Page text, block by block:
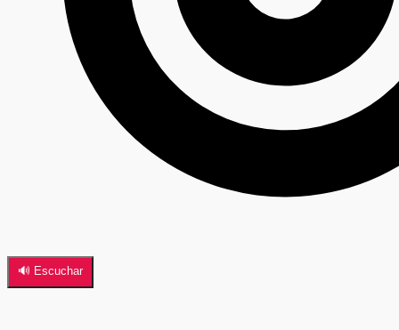
🔊 Escuchar